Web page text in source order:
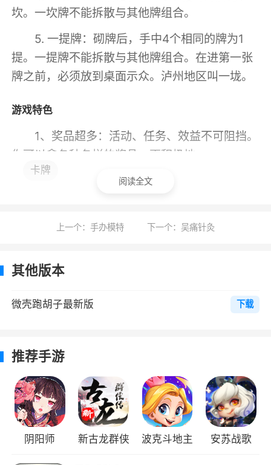
坎。一坎牌不能拆散与其他牌组合。
5. 一提牌：砌牌后，手中4个相同的牌为1
提。一提牌不能拆散与其他牌组合。在进第一张
牌之前，必须放到桌面示众。泸州地区叫一垅。
游戏特色
1、奖品超多：活动、任务、效益不可阻挡。
你可以拿各种各样的奖品，更积极地
2、精美的游戏界面，独创的游戏玩法趣味
的房子在线免费玩，多人在线一起玩，棋牌好玩
快速的进行游戏，随时随地都能玩到与家乡相同
5、美丽的画面：扑克牌需要视觉享受
6、您还可以自定义玩家形象，您可以自由
上传照片，体验最正宗的棋牌体验，游戏覆盖全
国各地
卡牌
阅读全文
上一个：手办模特 下一个：吴痛针灸
其他版本
微壳跑胡子最新版 下载
推荐手游
阴阳师
新古龙群侠
波克斗地主
安苏战歌